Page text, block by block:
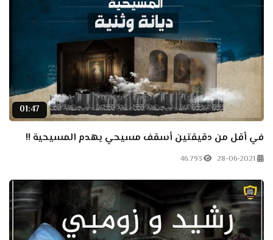
01:47
في أقل من دقيقتين أسقف مسيحي يهدم المسيحية !!
28-06-2021
46.793